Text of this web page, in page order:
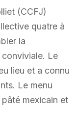
(CCFJ)
quatre à
la
conviviale. Le
lieu et a connu
Le menu
mexicain et